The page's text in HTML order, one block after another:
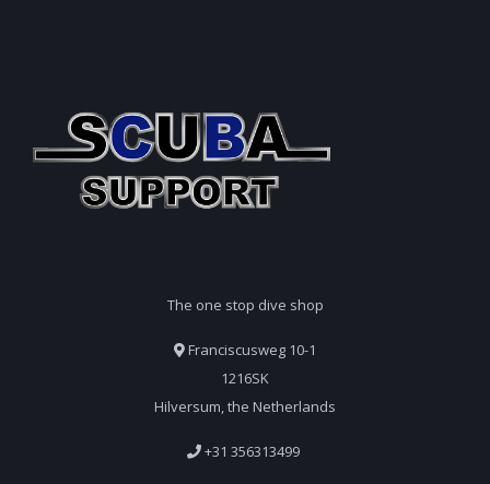
The one stop dive shop
Franciscusweg 10-1
1216SK
Hilversum, the Netherlands
+31 356313499